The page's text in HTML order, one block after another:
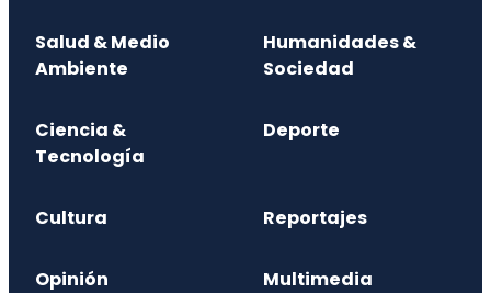
Salud & Medio
Ambiente
Humanidades &
Sociedad
Ciencia &
Tecnología
Deporte
Cultura Reportajes
Opinión Multimedia